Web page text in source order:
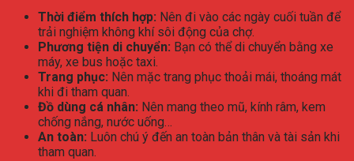
Thời điểm thích hợp: Nên đi vào các ngày cuối tuần để
trải nghiệm không khí sôi động của chợ.
Phương tiện di chuyển: Bạn có thể di chuyển bằng xe
máy, xe bus hoặc taxi.
Trang phục: Nên mặc trang phục thoải mái, thoáng mát
khi đi tham quan.
Đồ dùng cá nhân: Nên mang theo mũ, kính râm, kem
chống nắng, nước uống…
An toàn: Luôn chú ý đến an toàn bản thân và tài sản khi
tham quan.